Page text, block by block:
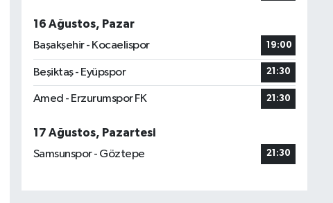
16 Ağustos, Pazar
Başakşehir - Kocaelispor
19:00
Beşiktaş - Eyüpspor 21:30
Amed - Erzurumspor FK 21:30
17 Ağustos, Pazartesi
Samsunspor - Göztepe
21:30